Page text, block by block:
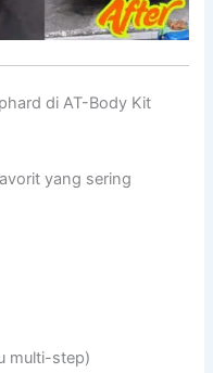
di AT-Body Kit
yang sering
multi-step)